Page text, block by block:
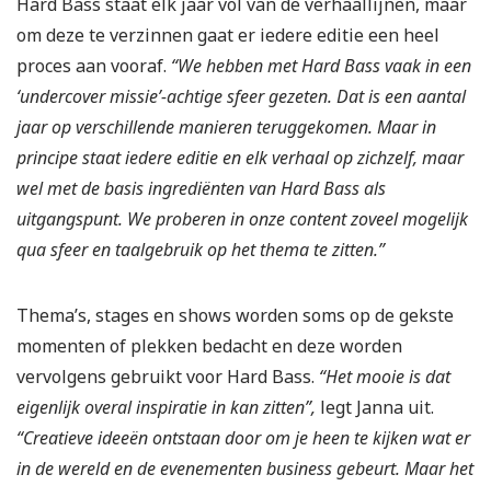
Hard Bass staat elk jaar vol van de verhaallijnen, maar
om deze te verzinnen gaat er iedere editie een heel
proces aan vooraf. “We hebben met Hard Bass vaak in een
‘undercover missie’-achtige sfeer gezeten. Dat is een aantal
jaar op verschillende manieren teruggekomen. Maar in
principe staat iedere editie en elk verhaal op zichzelf, maar
wel met de basis ingrediënten van Hard Bass als
uitgangspunt. We proberen in onze content zoveel mogelijk
qua sfeer en taalgebruik op het thema te zitten.”
Thema’s, stages en shows worden soms op de gekste
momenten of plekken bedacht en deze worden
vervolgens gebruikt voor Hard Bass. “Het mooie is dat
eigenlijk overal inspiratie in kan zitten”, legt Janna uit.
“Creatieve ideeën ontstaan door om je heen te kijken wat er
in de wereld en de evenementen business gebeurt. Maar het